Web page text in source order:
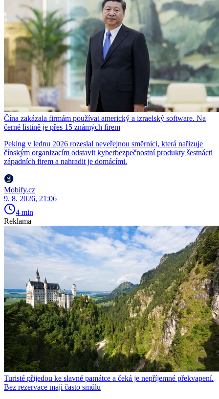
Čína zakázala firmám používat americký a izraelský software. Na
černé listině je přes 15 známých firem
Peking v lednu 2026 rozeslal neveřejnou směrnici, která nařizuje
čínským organizacím odstavit kyberbezpečnostní produkty šestnácti
západních firem a nahradit je domácími.
Mobify.cz
9. 8. 2026, 21:06
4 min
Reklama
Turisté přijedou ke slavné památce a čeká je nepříjemné překvapení.
Bez rezervace mají často smůlu